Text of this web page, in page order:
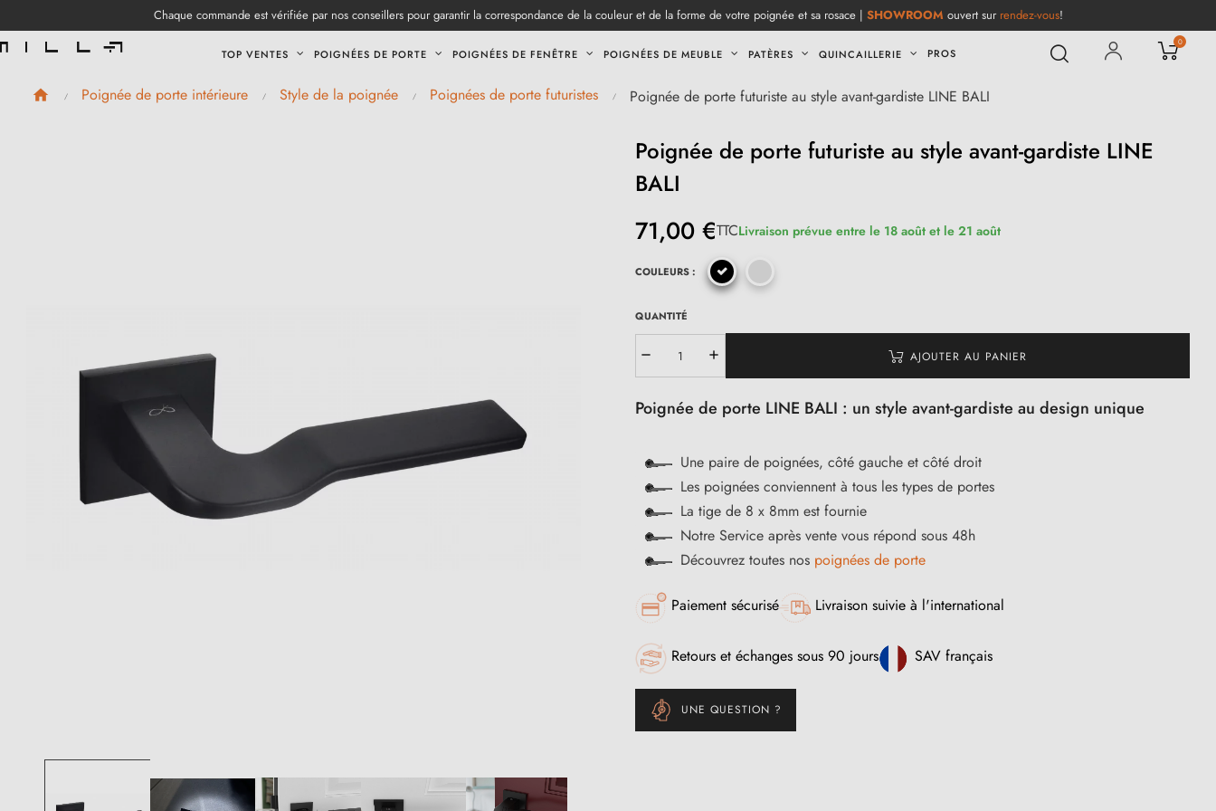
Chaque commande est vérifiée par nos conseillers pour garantir la correspondance de la couleur et de la forme de votre poignée et sa rosace | SHOWROOM ouvert sur rendez-vous!
TOP VENTES POIGNÉES DE PORTE POIGNÉES DE FENÊTRE POIGNÉES DE MEUBLE PATÈRES QUINCAILLERIE PROS
0
Poignée de porte intérieure Style de la poignée Poignées de porte futuristes Poignée de porte futuriste au style avant-gardiste LINE BALI
Poignée de porte futuriste au style avant-gardiste LINE
BALI
71,00 €TTCLivraison prévue entre le 18 août et le 21 août
COULEURS :
QUANTITÉ
AJOUTER AU PANIER
Poignée de porte LINE BALI : un style avant-gardiste au design unique
Une paire de poignées, côté gauche et côté droit
Les poignées conviennent à tous les types de portes
La tige de 8 x 8mm est fournie
Notre Service après vente vous répond sous 48h
Découvrez toutes nos poignées de porte
Paiement sécurisé Livraison suivie à l'international
Retours et échanges sous 90 jours SAV français
UNE QUESTION ?